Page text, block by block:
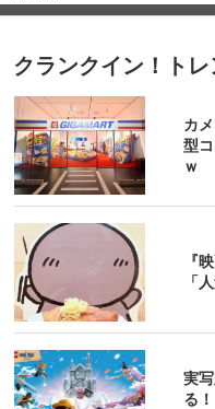
クランクイン！ト
カ
型
ｗ
『
「
実
る